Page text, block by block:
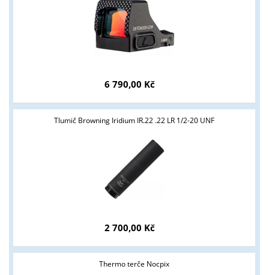
6 790,00 Kč
Tlumič Browning Iridium IR.22 .22 LR 1/2-20 UNF
2 700,00 Kč
Thermo terče Nocpix